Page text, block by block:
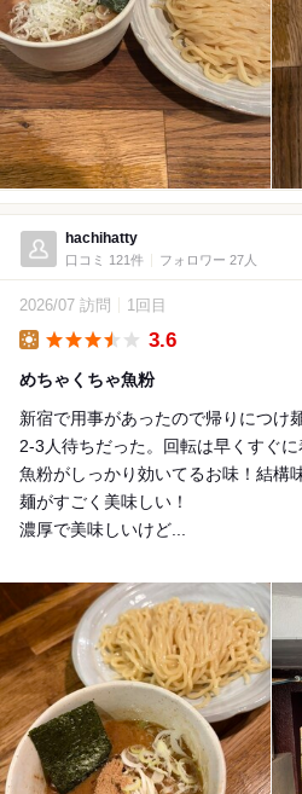
hachihatty
口コミ 121件 フォロワー 27人
2026/07 訪問 1回目
3.6
めちゃくちゃ魚粉
新宿で用事があったので帰りにつけ
2-3人待ちだった。回転は早くすぐに
魚粉がしっかり効いてるお味！結構
麺がすごく美味しい！
濃厚で美味しいけど...